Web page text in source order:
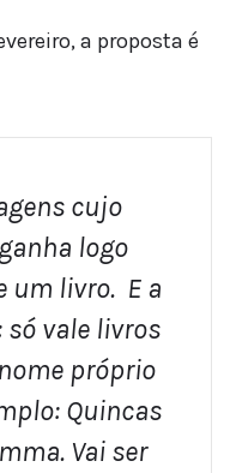
a proposta é
cujo
logo
um livro. E a
só vale livros
próprio
Quincas
Vai ser